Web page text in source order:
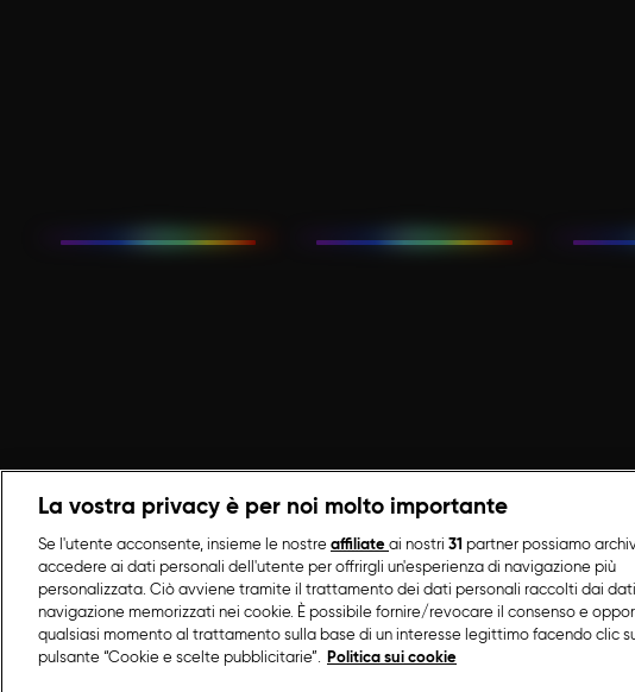
La vostra privacy è per noi molto importante
Se l'utente acconsente, insieme le nostre affiliate ai nostri 31 partner possiamo
accedere ai dati personali dell'utente per offrirgli un'esperienza di navigazione più
personalizzata. Ciò avviene tramite il trattamento dei dati personali raccolti dai
navigazione memorizzati nei cookie. È possibile fornire/revocare il consenso e
qualsiasi momento al trattamento sulla base di un interesse legittimo facendo clic
pulsante “Cookie e scelte pubblicitarie”.
Politica sui cookie